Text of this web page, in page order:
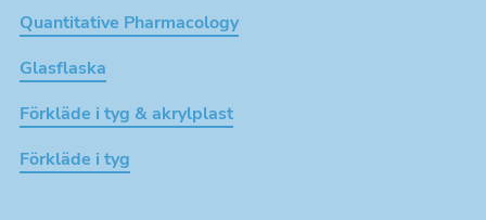
Quantitative Pharmacology
Glasflaska
Förkläde i tyg & akrylplast
Förkläde i tyg